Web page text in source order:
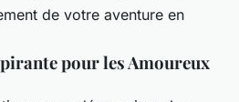
de votre aventure en
pour les Amoureux